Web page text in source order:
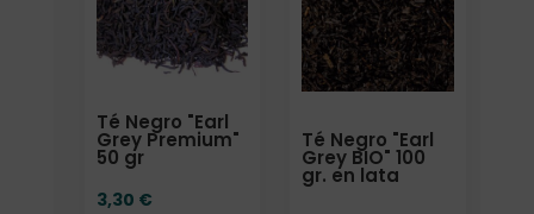
Té Negro "Earl
Grey Premium"
50 gr
3,30 €
Té Negro "Earl
Grey BIO" 100
gr. en lata